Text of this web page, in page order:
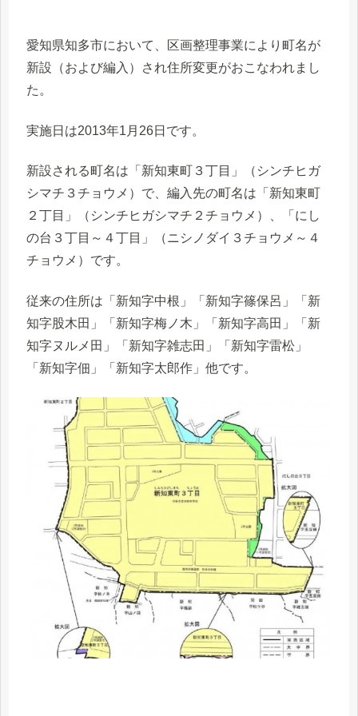
愛知県知多市において、区画整理事業により町名が
新設（および編入）され住所変更がおこなわれまし
た。
実施日は2013年1月26日です。
新設される町名は「新知東町３丁目」（シンチヒガ
シマチ３チョウメ）で、編入先の町名は「新知東町
２丁目」（シンチヒガシマチ２チョウメ）、「にし
の台３丁目～４丁目」（ニシノダイ３チョウメ～４
チョウメ）です。
従来の住所は「新知字中根」「新知字篠保呂」「新
知字股木田」「新知字梅ノ木」「新知字高田」「新
知字ヌルメ田」「新知字雑志田」「新知字雷松」
「新知字佃」「新知字太郎作」他です。